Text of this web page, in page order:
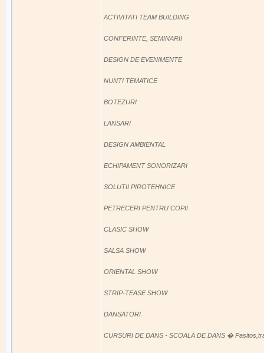
ACTIVITATI TEAM BUILDING
CONFERINTE, SEMINARII
DESIGN DE EVENIMENTE
NUNTI TEMATICE
BOTEZURI
LANSARI
DESIGN AMBIENTAL
ECHIPAMENT SONORIZARI
SOLUTII PIROTEHNICE
PETRECERI PENTRU COPII
CLASIC SHOW
SALSA SHOW
ORIENTAL SHOW
STRIP-TEASE SHOW
DANSATORI
CURSURI DE DANS - SCOALA DE DANS �